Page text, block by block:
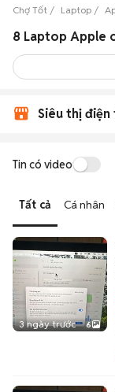
Chợ Tốt Laptop
8 Laptop Apple
Siêu thị điện
Tin có video
Tất cả Cá nhân
3 ngày trước 6